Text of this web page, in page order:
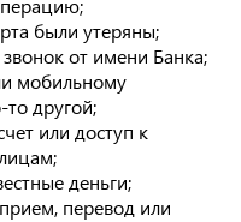
были утеряны;
от имени Банка;
мобильному
другой;
или доступ к
деньги;
перевод или